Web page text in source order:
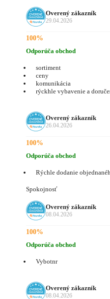
Overený zákazník
29.04.2026
100%
Odporúča obchod
sortiment
ceny
komunikácia
rýckhle vybavenie a
Overený zákazník
26.04.2026
100%
Odporúča obchod
Rýchle dodanie
Spokojnosť
Overený zákazník
08.04.2026
100%
Odporúča obchod
Vybotnr
Overený zákazník
08.04.2026